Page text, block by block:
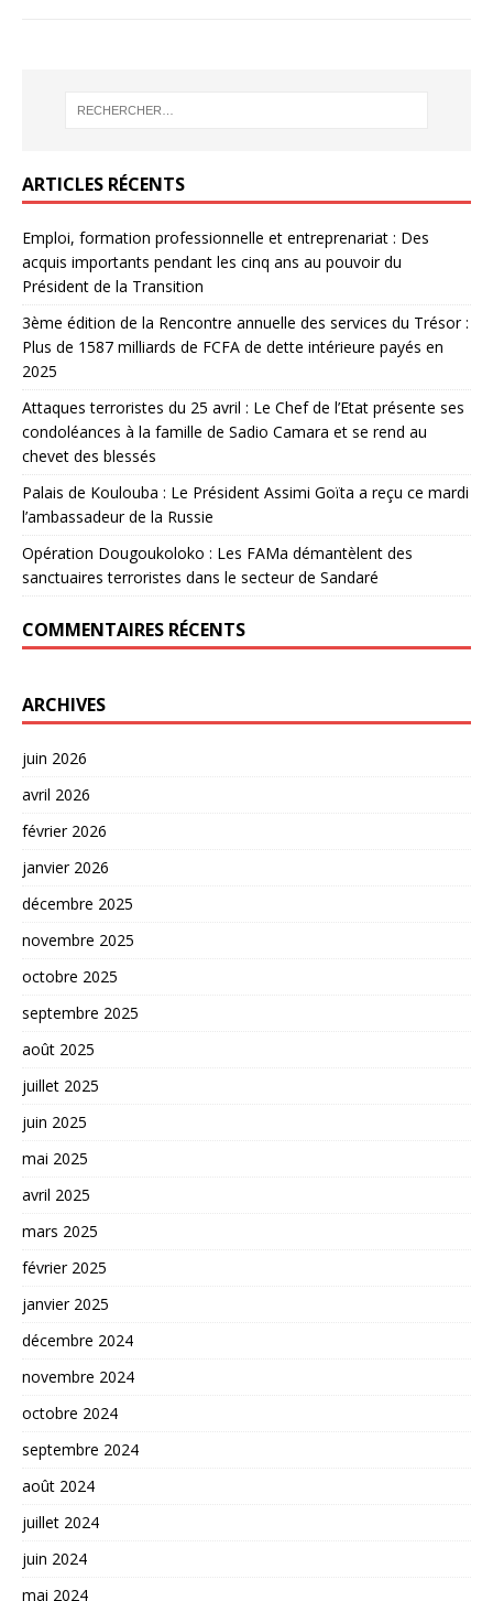
ARTICLES RÉCENTS
Emploi, formation professionnelle et entreprenariat : Des
acquis importants pendant les cinq ans au pouvoir du
Président de la Transition
3ème édition de la Rencontre annuelle des services du Trésor :
Plus de 1587 milliards de FCFA de dette intérieure payés en
2025
Attaques terroristes du 25 avril : Le Chef de l’Etat présente ses
condoléances à la famille de Sadio Camara et se rend au
chevet des blessés
Palais de Koulouba : Le Président Assimi Goïta a reçu ce mardi
l’ambassadeur de la Russie
Opération Dougoukoloko : Les FAMa démantèlent des
sanctuaires terroristes dans le secteur de Sandaré
COMMENTAIRES RÉCENTS
ARCHIVES
juin 2026
avril 2026
février 2026
janvier 2026
décembre 2025
novembre 2025
octobre 2025
septembre 2025
août 2025
juillet 2025
juin 2025
mai 2025
avril 2025
mars 2025
février 2025
janvier 2025
décembre 2024
novembre 2024
octobre 2024
septembre 2024
août 2024
juillet 2024
juin 2024
mai 2024